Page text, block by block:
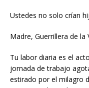
Ustedes no solo crían
Madre, Guerrillera de la
Tu labor diaria es el
jornada de trabajo
estirado por el milagro